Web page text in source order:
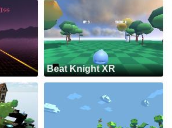
Beat Knight XR